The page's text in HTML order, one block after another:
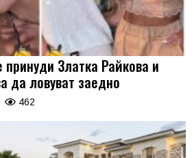
Златка Райкова и
да ловуват заедно
462